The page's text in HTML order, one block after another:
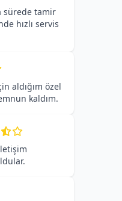
sürede tamir
hızlı servis
aldığım özel
kaldım.